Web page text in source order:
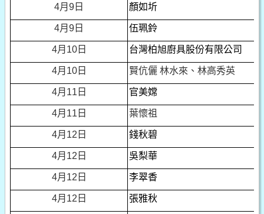
4月9日 顏如圻
4月9日 伍珮鈴
4月10日 台灣柏旭廚具股份有限公司
4月10日 賢伉儷 林水來、林高秀英
4月11日 官美嫦
4月11日 葉懷祖
4月12日 錢秋碧
4月12日 吳梨華
4月12日 李翠香
4月12日 張雅秋